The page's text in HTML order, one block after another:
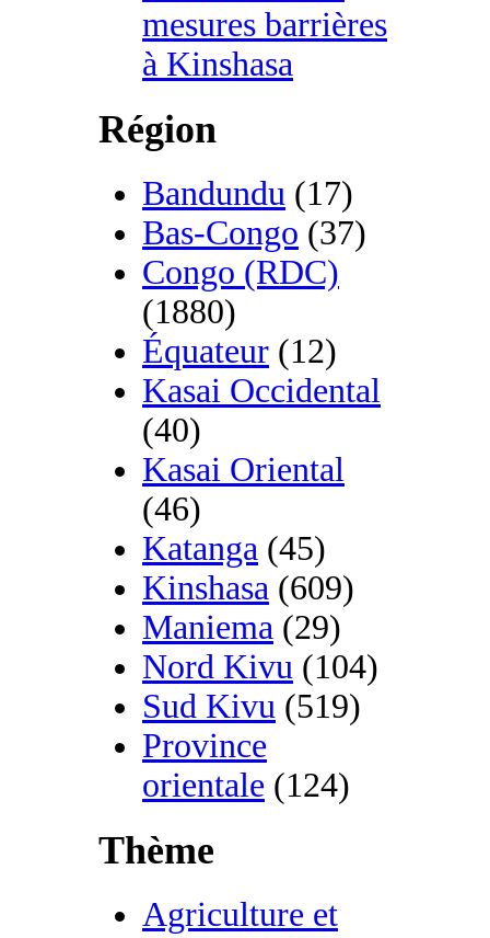
mesures barrières
à Kinshasa
Région
Bandundu (17)
Bas-Congo (37)
Congo (RDC)
(1880)
Équateur (12)
Kasai Occidental
(40)
Kasai Oriental
(46)
Katanga (45)
Kinshasa (609)
Maniema (29)
Nord Kivu (104)
Sud Kivu (519)
Province
orientale (124)
Thème
Agriculture et